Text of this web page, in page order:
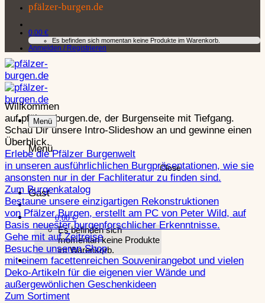
Produktsortiment zur
Dahner Schlösser –
Produktsortiment zu
Tanstein
Drachenfels –
Produktsortiment zur
Falkenburg –
Produktsortiment zur
Produktsortiment zur
Frankenstein –
pfälzer-burgen.de
0,00 €
Es befinden sich momentan keine Produkte im Warenkorb.
Anmelden / Registrieren
Menü
Menü
Burgenkatalog Pfalz
Schließen
Alt-Wolfstein
Altdahn
Close
Gast
0,00€
Es befinden sich
momentan keine Produkte
im Warenkorb.
Willkommen
auf pfälzer-burgen.de, der Burgenseite mit Tiefgang.
Schau Dir unsere Intro-Slideshow an und gewinne einen
Überblick.
Erlebe die Pfälzer Burgenwelt
in unseren ausführlichlichen Burgpräsentationen, wie sie
ansonsten nur in der Fachliteratur zu finden sind.
Zum Burgenkatalog
Bestaune unsere einzigartigen Rekonstruktionen
von Pfälzer Burgen, erstellt am PC von Peter Wild, auf
Basis neuester burgenforschlicher Erkenntnisse.
Gehe mit auf Zeitreise
Besuche unseren Shop
mit einem facettenreichen Souvenirangebot und vielen
Deko-Artikeln für die eigenen vier Wände und
außergewönlichen Geschenkideen
Zum Sortiment